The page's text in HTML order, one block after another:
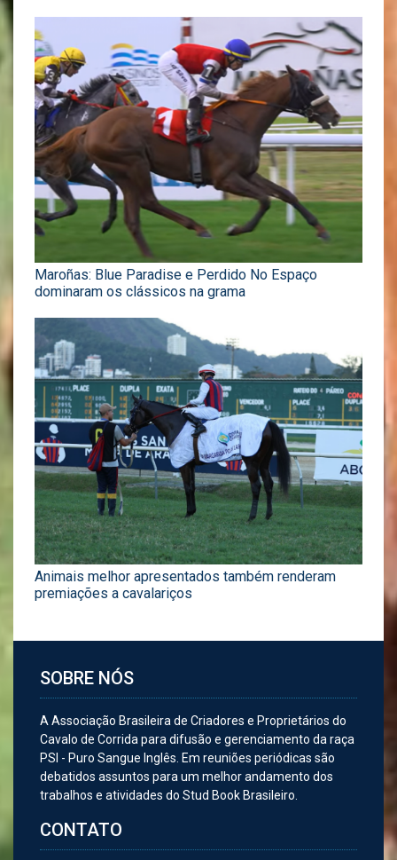
Maroñas: Blue Paradise e Perdido No Espaço
dominaram os clássicos na grama
Animais melhor apresentados também renderam
premiações a cavalariços
SOBRE NÓS
A Associação Brasileira de Criadores e Proprietários do
Cavalo de Corrida para difusão e gerenciamento da raça
PSI - Puro Sangue Inglês. Em reuniões periódicas são
debatidos assuntos para um melhor andamento dos
trabalhos e atividades do Stud Book Brasileiro.
CONTATO